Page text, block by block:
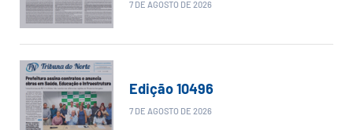
7 DE AGOSTO DE 2026
Edição 10496
7 DE AGOSTO DE 2026